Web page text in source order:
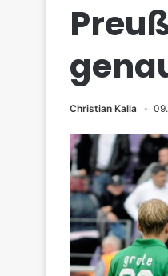
Christian Kalla